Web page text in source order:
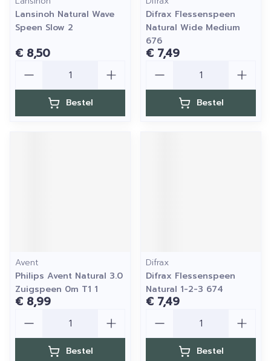
Lansinoh Natural Wave
Speen Slow 2
€ 8,50
Bestel
Difrax Flessenspeen
Natural Wide Medium
676
€ 7,49
Bestel
Avent
Philips Avent Natural 3.0
Zuigspeen 0m T1 1
€ 8,99
Bestel
Difrax
Difrax Flessenspeen
Natural 1-2-3 674
€ 7,49
Bestel